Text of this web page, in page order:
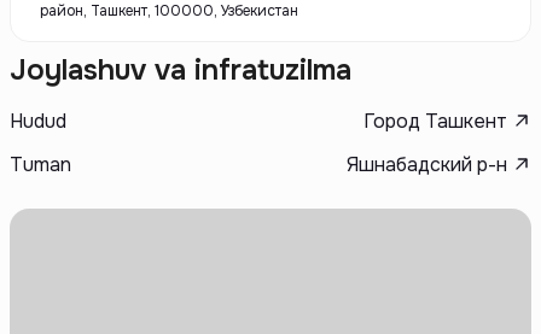
район, Ташкент, 100000, Узбекистан
Joylashuv va infratuzilma
Hudud
Город Ташкент
Tuman
Яшнабадский р-н